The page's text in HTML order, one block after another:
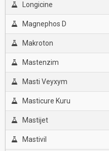
Longicine
Magnephos D
Makroton
Mastenzim
Masti Veyxym
Masticure Kuru
Mastijet
Mastivil